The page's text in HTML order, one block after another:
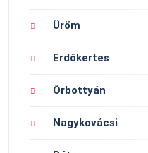
Üröm
Erdőkertes
Őrbottyán
Nagykovácsi